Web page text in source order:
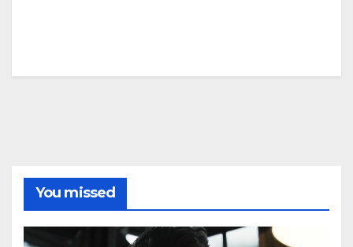
You missed